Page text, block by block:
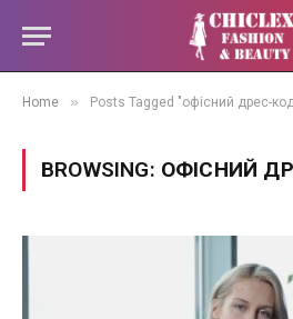
Home » Posts Tagged "офісний дрес-
BROWSING: ОФІСНИЙ